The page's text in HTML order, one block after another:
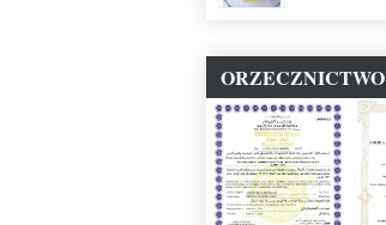
ORZECZNICTWO